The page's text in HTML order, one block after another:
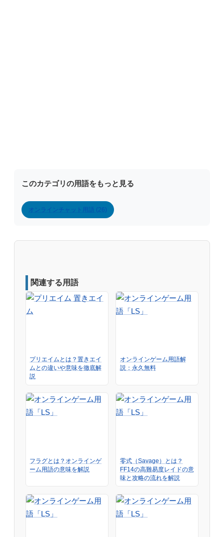
このカテゴリの用語をもっと見る
オンラインチャット用語 (26)
関連する用語
プリエイムとは？置きエイ
ムとの違いや意味を徹底解
説
オンラインゲーム用語解
説：永久無料
フラグとは？オンラインゲ
ーム用語の意味を解説
零式（Savage）とは？
FF14の高難易度レイドの意
味と攻略の流れを解説